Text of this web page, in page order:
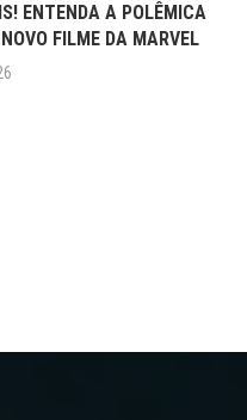
ENTENDA A POLÊMICA
FILME DA MARVEL